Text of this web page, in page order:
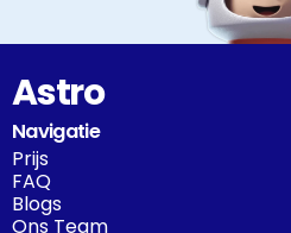
Astro
Navigatie
Prijs
FAQ
Blogs
Ons Team